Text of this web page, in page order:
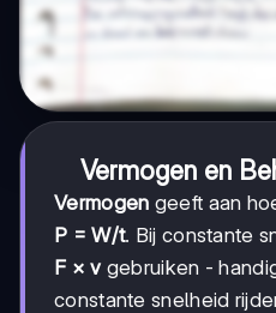
Vermogen en
Vermogen geeft aan
P = W/t. Bij constante
F × vgebruiken -
constante snelheid